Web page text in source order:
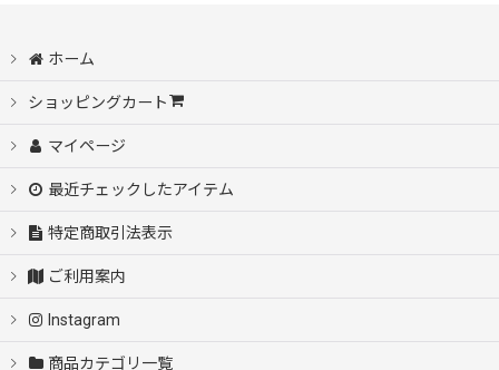
ホーム
ショッピングカート
マイページ
最近チェックしたアイテム
特定商取引法表示
ご利用案内
Instagram
商品カテゴリ一覧